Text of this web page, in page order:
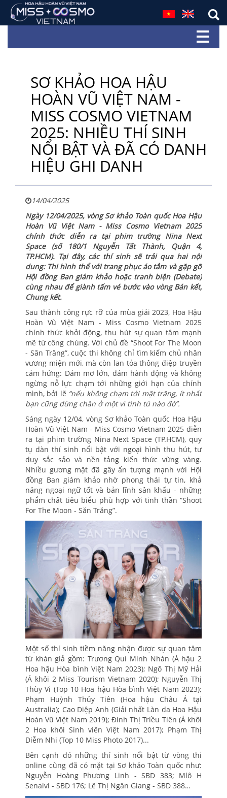
SƠ KHẢO HOA HẬU
HOÀN VŨ VIỆT NAM -
MISS COSMO VIETNAM
2025: NHIỀU THÍ SINH
NỔI BẬT VÀ ĐÃ CÓ DANH
HIỆU GHI DANH
14/04/2025
Ngày 12/04/2025, vòng Sơ khảo Toàn quốc Hoa Hậu
Hoàn Vũ Việt Nam - Miss Cosmo Vietnam 2025
chính thức diễn ra tại phim trường Nina Next
Space (số 180/1 Nguyễn Tất Thành, Quận 4,
TP.HCM). Tại đây, các thí sinh sẽ trải qua hai nội
dung: Thi hình thể với trang phục áo tắm và gặp gỡ
Hội đồng Ban giám khảo hoặc tranh biện (Debate)
cùng nhau để giành tấm vé bước vào vòng Bán kết,
Chung kết.
Sau thành công rực rỡ của mùa giải 2023, Hoa Hậu
Hoàn Vũ Việt Nam - Miss Cosmo Vietnam 2025
chính thức khởi động, thu hút sự quan tâm mạnh
mẽ từ công chúng. Với chủ đề “Shoot For The Moon
- Săn Trăng”, cuộc thi không chỉ tìm kiếm chủ nhân
vương miện mới, mà còn lan tỏa thông điệp truyền
cảm hứng: Dám mơ lớn, dám hành động và không
ngừng nỗ lực chạm tới những giới hạn của chính
mình, bởi lẽ “nếu không chạm tới mặt trăng, ít nhất
bạn cũng dừng chân ở một vì tinh tú nào đó”.
Sáng ngày 12/04, vòng Sơ khảo Toàn quốc Hoa Hậu
Hoàn Vũ Việt Nam - Miss Cosmo Vietnam 2025 diễn
ra tại phim trường Nina Next Space (TP.HCM), quy
tụ dàn thí sinh nổi bật với ngoại hình thu hút, tư
duy sắc sảo và nền tảng kiến thức vững vàng.
Nhiều gương mặt đã gây ấn tượng mạnh với Hội
đồng Ban giám khảo nhờ phong thái tự tin, khả
năng ngoại ngữ tốt và bản lĩnh sân khấu - những
phẩm chất tiêu biểu phù hợp với tinh thần “Shoot
For The Moon - Săn Trăng”.
Một số thí sinh tiềm năng nhận được sự quan tâm
từ khán giả gồm: Trương Quí Minh Nhàn (Á hậu 2
Hoa hậu Hòa bình Việt Nam 2023); Ngô Thị Mỹ Hải
(Á khôi 2 Miss Tourism Vietnam 2020); Nguyễn Thị
Thùy Vi (Top 10 Hoa hậu Hòa bình Việt Nam 2023);
Phạm Huỳnh Thủy Tiên (Hoa hậu Châu Á tại
Australia); Cao Diệp Anh (Giải nhất Làn da Hoa Hậu
Hoàn Vũ Việt Nam 2019); Đinh Thị Triều Tiên (Á khôi
2 Hoa khôi Sinh viên Việt Nam 2017); Phạm Thị
Diễm Nhi (Top 10 Miss Photo 2017)...
Bên cạnh đó những thí sinh nổi bật từ vòng thi
online cũng đã có mặt tại Sơ khảo Toàn quốc như:
Nguyễn Hoàng Phương Linh - SBD 383; Mlô H
Senaivi - SBD 176; Lê Thị Ngân Giang - SBD 388…